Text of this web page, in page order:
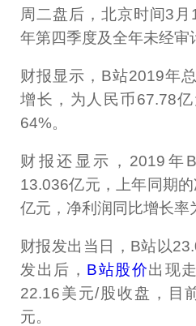
周二盘后，北京时间3
年第四季度及全年未经审
财报显示，B站2019年
增长，为人民币67.78
64%。
财报还显示，2019年
13.036亿元，上年同期
亿元，净利润同比增长率
财报发出当日，B站以
发出后， B站股价出现
22.16美元/股收盘，目
元。